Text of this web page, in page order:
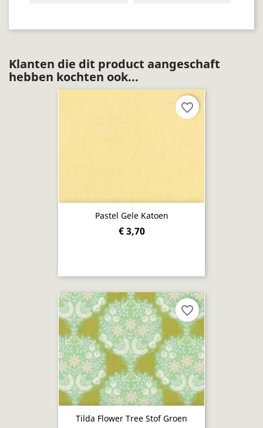
Klanten die dit product aangeschaft
hebben kochten ook...
Pastel Gele Katoen
€ 3,70
favorite_border
Tilda Flower Tree Stof Groen
favorite_border